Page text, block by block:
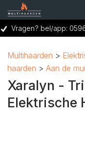
Vragen? bel/app:
Ruime keuze voor elk
Multihaarden
haarden
Aan de
Xaralyn -
Elektrische